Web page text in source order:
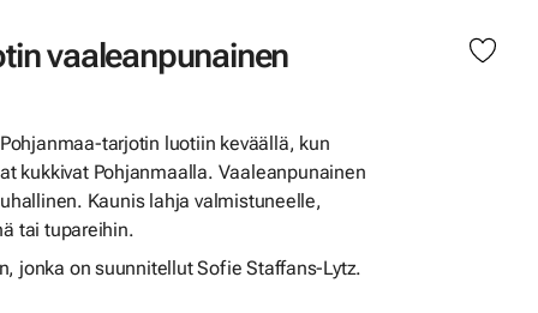
vaaleanpunainen
tarjotin luotiin keväällä, kun
kukkivat Pohjanmaalla. Vaaleanpunainen
Kaunis lahja valmistuneelle,
tai tupareihin.
jonka on suunnitellut Sofie Staffans-Lytz.